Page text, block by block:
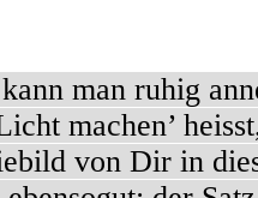
man ruhig
machen’
von Dir in